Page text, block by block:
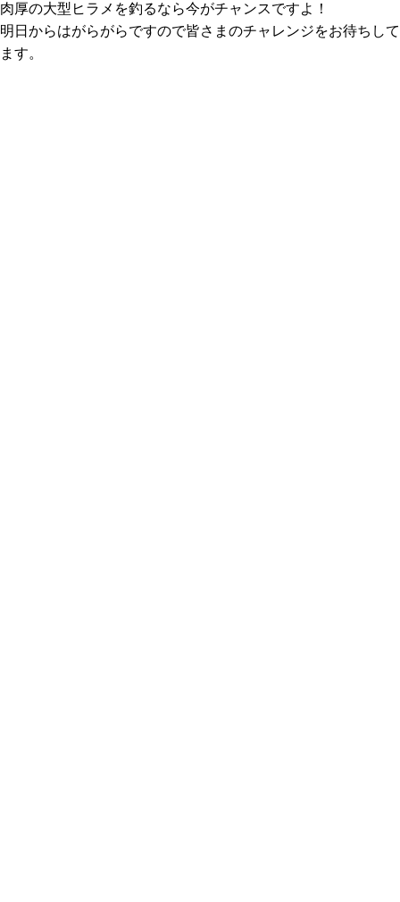
肉厚の大型ヒラメを釣るなら今がチャンスですよ！
明日からはがらがらですので皆さまのチャレンジをお待ちして
ます。